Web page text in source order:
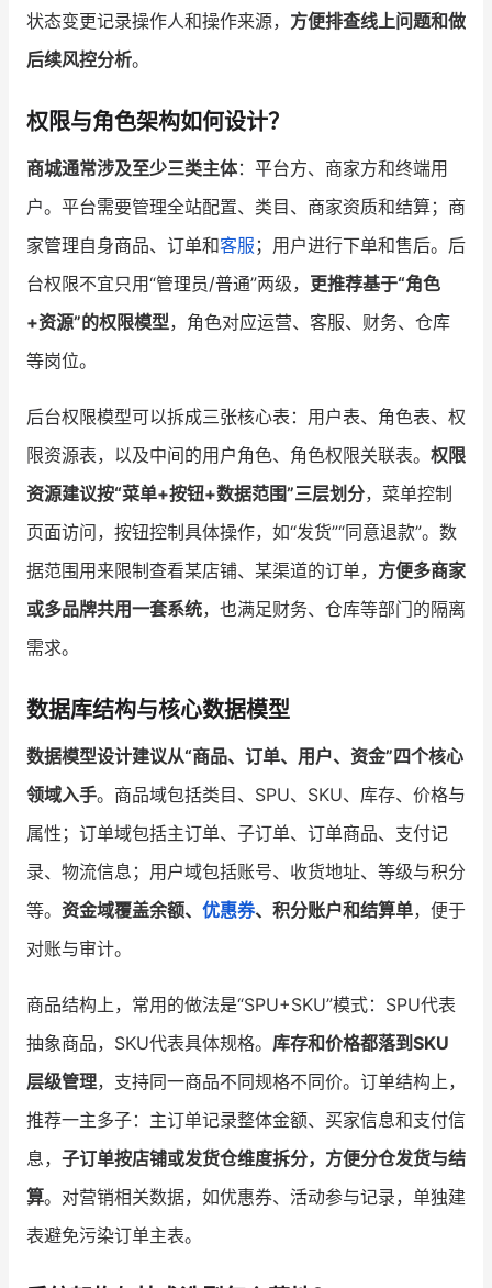
状态变更记录操作人和操作来源， 方便排查线上问题和做
后续风控分析。
权限与角色架构如何设计？
商城通常涉及至少三类主体：平台方、商家方和终端用
户。平台需要管理全站配置、类目、商家资质和结算；商
家管理自身商品、订单和客服 ；用户进行下单和售后。后
台权限不宜只用“管理员/普通”两级， 更推荐基于“角色
+资源”的权限模型，角色对应运营、客服、财务、仓库
等岗位。
后台权限模型可以拆成三张核心表：用户表、角色表、权
限资源表，以及中间的用户角色、角色权限关联表。 权限
资源建议按“菜单+按钮+数据范围”三层划分，菜单控制
页面访问，按钮控制具体操作，如“发货”“同意退款”。数
据范围用来限制查看某店铺、某渠道的订单， 方便多商家
或多品牌共用一套系统，也满足财务、仓库等部门的隔离
需求。
数据库结构与核心数据模型
数据模型设计建议从“商品、订单、用户、资金”四个核心
领域入手。商品域包括类目、SPU、SKU、库存、价格与
属性；订单域包括主订单、子订单、订单商品、支付记
录、物流信息；用户域包括账号、收货地址、等级与积分
等。 资金域覆盖余额、 优惠券、积分账户和结算单，便于
对账与审计。
商品结构上，常用的做法是“SPU+SKU”模式：SPU代表
抽象商品，SKU代表具体规格。 库存和价格都落到SKU
层级管理，支持同一商品不同规格不同价。订单结构上，
推荐一主多子：主订单记录整体金额、买家信息和支付信
息， 子订单按店铺或发货仓维度拆分，方便分仓发货与结
算。对营销相关数据，如优惠券、活动参与记录，单独建
表避免污染订单主表。